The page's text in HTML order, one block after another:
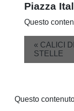
Piazza
Questo
Event
« CALICI DI
STELLE
Questo